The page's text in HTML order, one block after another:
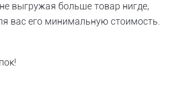
выгружая больше товар нигде,
вас его минимальную стоимость.